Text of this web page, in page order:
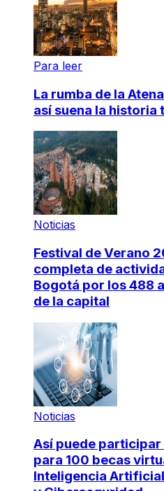
Para leer
La rumba de la
así suena la historia
Noticias
Festival de Verano
completa de
Bogotá por los 488
de la capital
Noticias
Así puede
para 100 becas
Inteligencia